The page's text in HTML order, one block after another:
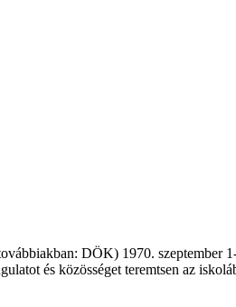
DÖK) 1970. szeptember
és közösséget teremtsen az